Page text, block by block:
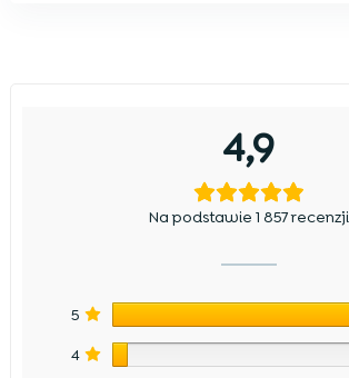
4,9
Na podstawie 1 857 recenzji
5
4